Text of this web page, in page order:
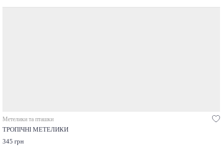
Метелики та пташки
ТРОПІЧНІ МЕТЕЛИКИ
345 грн